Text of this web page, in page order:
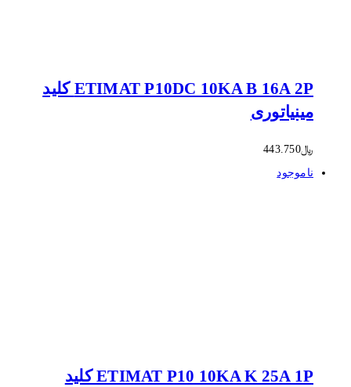
ETIMAT P10DC 10KA B 16A 2P کلید
مینیاتوری
﷼443.750
ناموجود
ETIMAT P10 10KA K 25A 1P کلید